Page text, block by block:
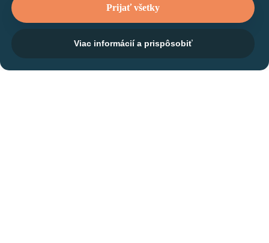
Prijať všetky
Viac informácií a prispôsobiť